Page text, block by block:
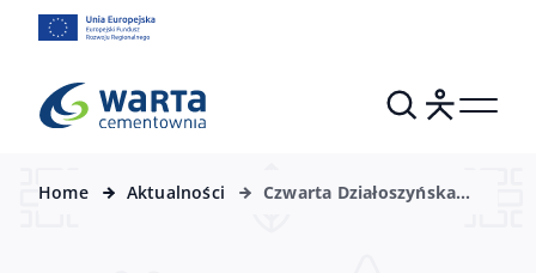
Home Aktualności
Czwarta Działoszyńska